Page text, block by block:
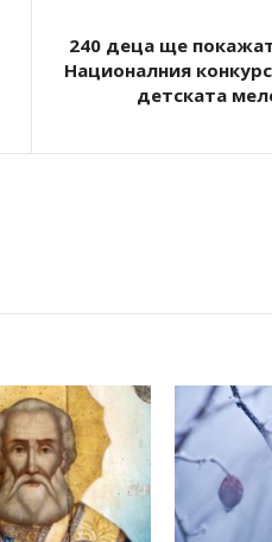
240 деца ще
Националния
детската